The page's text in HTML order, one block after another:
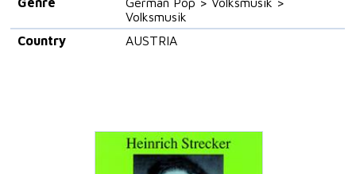
Volksmusik
Country
AUSTRIA